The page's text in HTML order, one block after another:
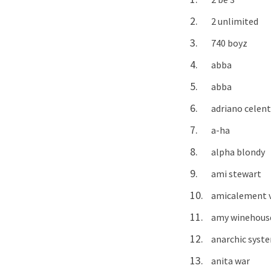
2
740 boyz
abba
abba
adriano
a-ha
alpha
ami
amy
anarchic
anita war